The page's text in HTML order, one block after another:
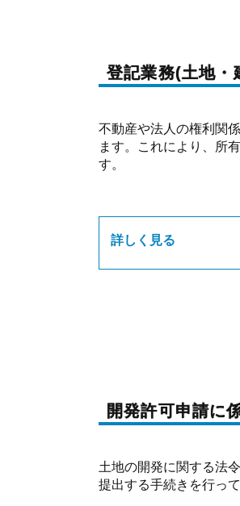
登記業務(土地・
不動産や法人の権利関
ます。これにより、所
す。
詳しく見る
開発許可申請に
土地の開発に関する法
提出する手続きを行って